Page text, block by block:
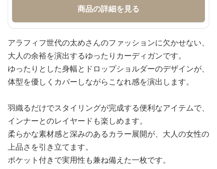
商品の詳細を見る
アラフィフ世代の太めさんのファッションに欠かせない、
大人の余裕を演出するゆったりカーディガンです。
ゆったりとした身幅とドロップショルダーのデザインが、
体型を優しくカバーしながらこなれ感を演出します。
羽織るだけでスタイリングが完成する便利なアイテムで、
インナーとのレイヤードも楽しめます。
柔らかな素材感と深みのあるカラー展開が、大人の女性の
上品さを引き立てます。
ポケット付きで実用性も兼ね備えた一枚です。